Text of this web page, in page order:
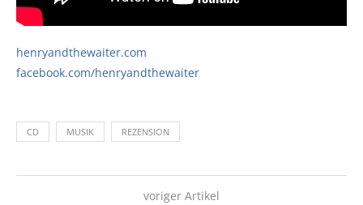
henryandthewaiter.com
facebook.com/henryandthewaiter
CD MUSIK REZENSION
voriger Artikel